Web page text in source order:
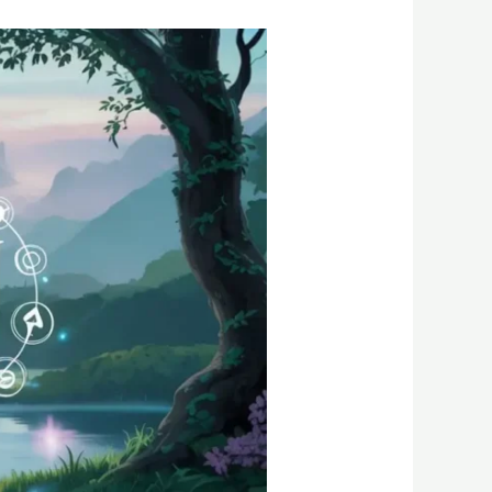
כל
מה
שצריך
להכיר
בגרסה
החדשה
של
מחולל
התמונות
Ideogram
3.0